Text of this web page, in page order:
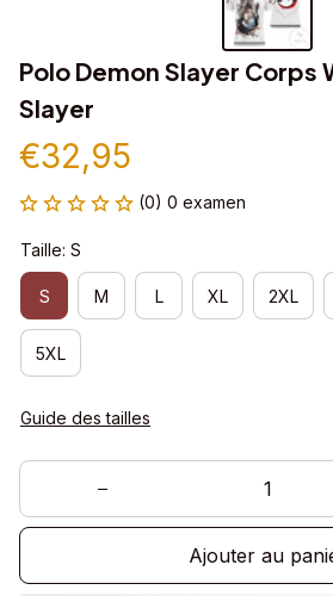
Polo Demon Slayer Corps
Slayer
€32,95
(0) 0 examen
Taille: S
S M L XL 2XL
5XL
Guide des tailles
Ajouter au